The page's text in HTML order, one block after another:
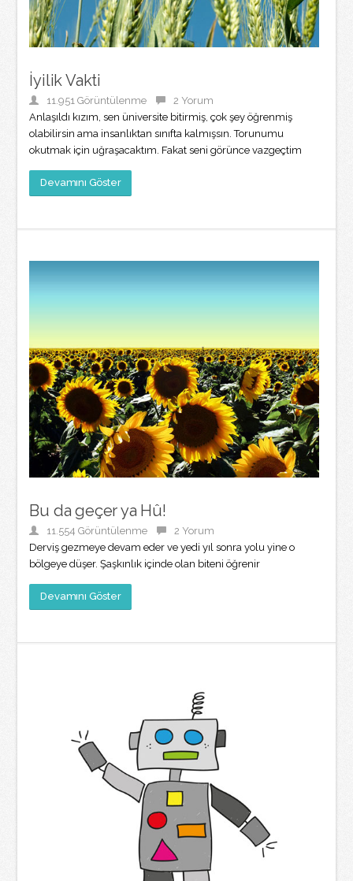
İyilik Vakti
11.951 Görüntülenme
2 Yorum
Anlaşıldı kızım, sen üniversite bitirmiş, çok şey öğrenmiş
olabilirsin ama insanlıktan sınıfta kalmışsın. Torunumu
okutmak için uğraşacaktım. Fakat seni görünce vazgeçtim
Devamını Göster
Bu da geçer ya Hû!
11.554 Görüntülenme
2 Yorum
Derviş gezmeye devam eder ve yedi yıl sonra yolu yine o
bölgeye düşer. Şaşkınlık içinde olan biteni öğrenir
Devamını Göster